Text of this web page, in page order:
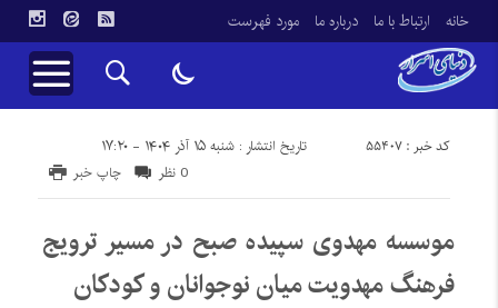
خانه ارتباط با ما درباره ما مورد فهرست
تاریخ انتشار : شنبه ۱۵ آذر ۱۴۰۴ - ۱۷:۲۰ کد خبر : 55407
چاپ خبر 0 نظر
موسسه مهدوی سپیده صبح در مسیر ترویج
فرهنگ مهدویت میان نوجوانان و کودکان